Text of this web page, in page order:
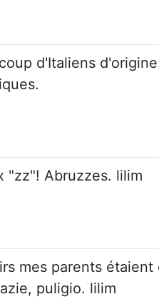
d'Italiens
"zz"! Abruzzes. lilim
mes parents
puligio. lilim